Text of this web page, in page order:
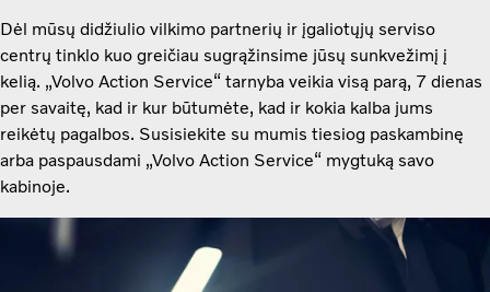
Dėl mūsų didžiulio vilkimo partnerių ir įgaliotųjų serviso
centrų tinklo kuo greičiau sugrąžinsime jūsų sunkvežimį į
kelią. „Volvo Action Service“ tarnyba veikia visą parą, 7 dienas
per savaitę, kad ir kur būtumėte, kad ir kokia kalba jums
reikėtų pagalbos. Susisiekite su mumis tiesiog paskambinę
arba paspausdami „Volvo Action Service“ mygtuką savo
kabinoje.